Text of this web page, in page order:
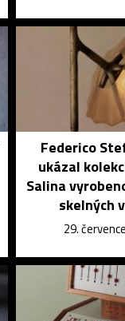
Federico
ukázal
Salina
skelných
29.